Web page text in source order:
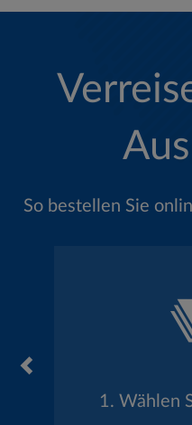
So bestellen Sie
1. Wählen